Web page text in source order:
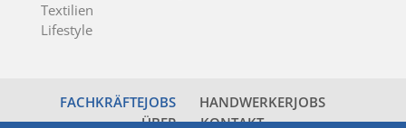
Textilien
Lifestyle
FACHKRÄFTEJOBS
HANDWERKERJOBS
ÜBER
KONTAKT